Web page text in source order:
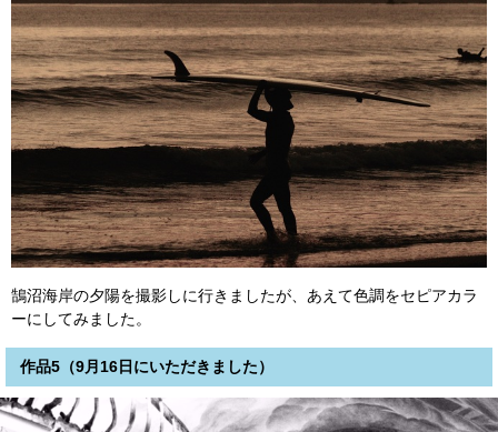
鵠沼海岸の夕陽を撮影しに行きましたが、あえて色調をセピアカラ
ーにしてみました。
作品5（9月16日にいただきました）